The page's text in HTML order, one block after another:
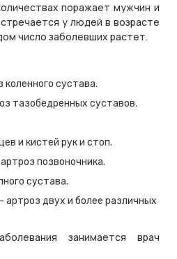
поражает мужчин и
у людей в возрасте
число заболевших растет.
коленного сустава.
тазобедренных суставов.
и кистей рук и стоп.
позвоночника.
сустава.
артроз двух и более различных
занимается врач